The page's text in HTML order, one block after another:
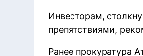
Инвесторам,
препятствиями,
Ранее прокуратура